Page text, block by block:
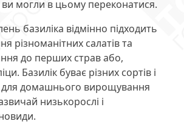
могли в цьому переконатися.
базиліка відмінно підходить
різноманітних салатів та
до перших страв або,
Базилік буває різних сортів і
для домашнього вирощування
низькорослі і